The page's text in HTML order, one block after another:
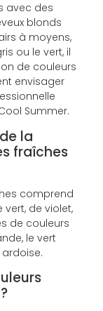
avec des
blonds
à moyens,
ou le vert, il
de couleurs
envisager
Summer.
la
fraîches
comprend
de violet,
de couleurs
le vert